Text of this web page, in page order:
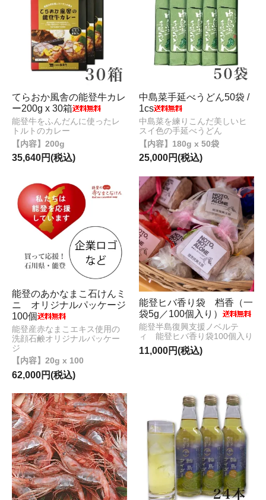
てらおか風舎の能登牛カレ
ー200g x 30箱
能登牛をふんだんに使ったレ
トルトのカレー
200g
35,640円(税込)
中島菜手延べうどん50袋 /
1cs
中島菜を練りこんだ美しいヒ
スイ色の手延べうどん
180g x 50袋
25,000円(税込)
能登のあかなまこ石けんミ
ニ オリジナルパッケージ
100個
能登産赤なまこエキス使用の
洗顔石鹸オリジナルパッケー
ジ
20g x 100
62,000円(税込)
能登ヒバ香り袋 档香（一
袋5g／100個入り）
能登半島復興支援ノベルテ
ィ 能登ヒバ香り袋100個入り
11,000円(税込)